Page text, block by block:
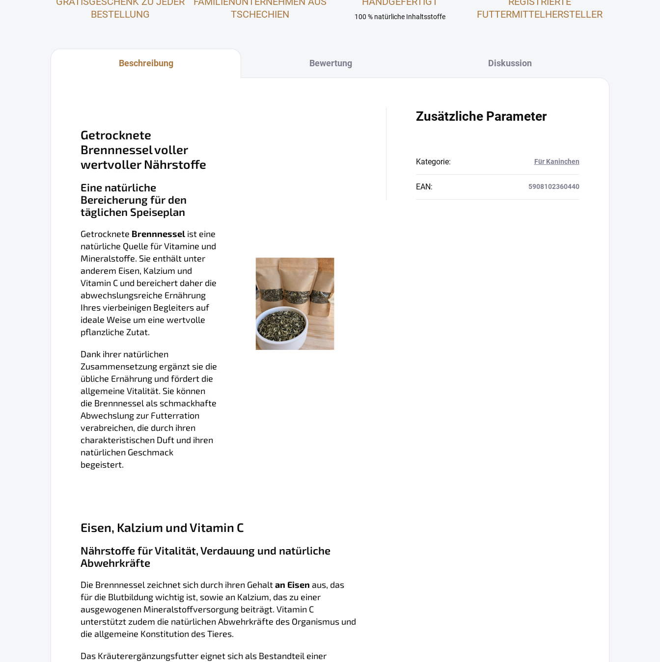
BESTELLUNG
TSCHECHIEN
100 % natürliche Inhaltsstoffe
FUTTERMITTELHERSTELLER
Beschreibung Bewertung Diskussion
Getrocknete
Brennnessel voller
wertvoller Nährstoffe
Eine natürliche
Bereicherung für den
täglichen Speiseplan
Getrocknete Brennnessel ist eine
natürliche Quelle für Vitamine und
Mineralstoffe. Sie enthält unter
anderem Eisen, Kalzium und
Vitamin C und bereichert daher die
abwechslungsreiche Ernährung
Ihres vierbeinigen Begleiters auf
ideale Weise um eine wertvolle
pflanzliche Zutat.
Dank ihrer natürlichen
Zusammensetzung ergänzt sie die
übliche Ernährung und fördert die
allgemeine Vitalität. Sie können
die Brennnessel als schmackhafte
Abwechslung zur Futterration
verabreichen, die durch ihren
charakteristischen Duft und ihren
natürlichen Geschmack
begeistert.
Eisen, Kalzium und Vitamin C
Nährstoffe für Vitalität, Verdauung und natürliche
Abwehrkräfte
Die Brennnessel zeichnet sich durch ihren Gehaltan Eisen aus, das
für die Blutbildung wichtig ist, sowie an Kalzium, das zu einer
ausgewogenen Mineralstoffversorgung beiträgt. Vitamin C
unterstützt zudem die natürlichen Abwehrkräfte des Organismus und
die allgemeine Konstitution des Tieres.
Das Kräuterergänzungsfutter eignet sich als Bestandteil einer
Zusätzliche Parameter
Kategorie: Für Kaninchen
EAN: 5908102360440